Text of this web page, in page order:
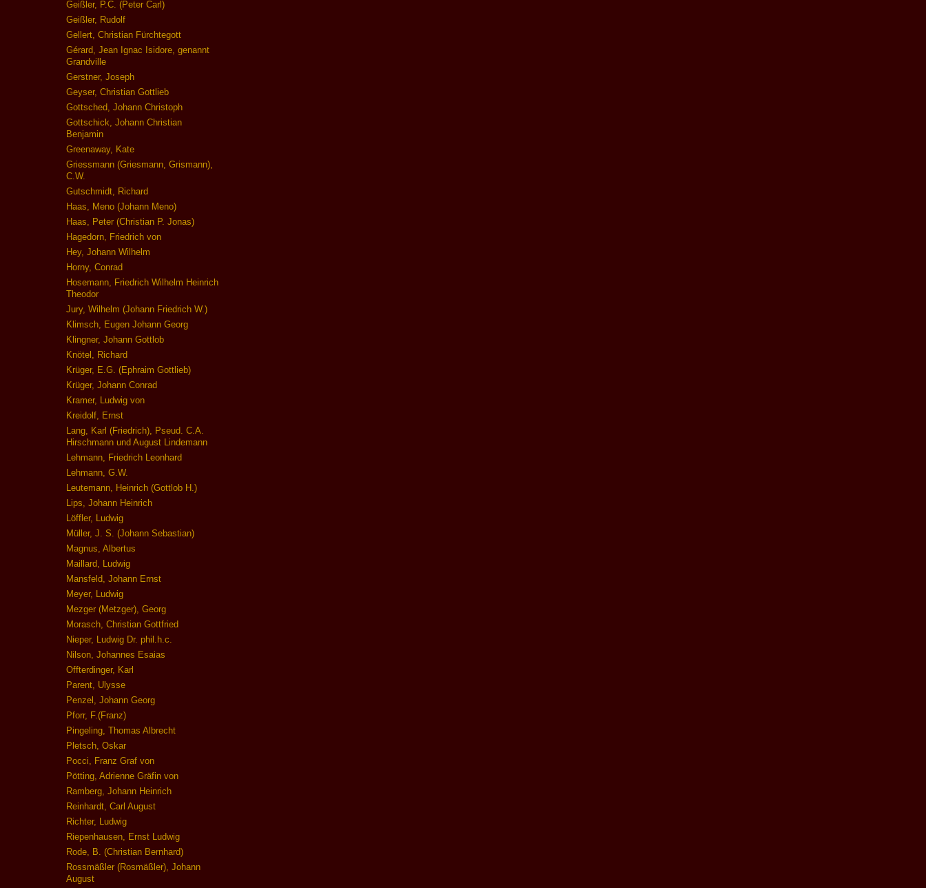
Geißler, P.C. (Peter Carl)
Geißler, Rudolf
Gellert, Christian Fürchtegott
Gérard, Jean Ignac Isidore, genannt
Grandville
Gerstner, Joseph
Geyser, Christian Gottlieb
Gottsched, Johann Christoph
Gottschick, Johann Christian
Benjamin
Greenaway, Kate
Griessmann (Griesmann, Grismann),
C.W.
Gutschmidt, Richard
Haas, Meno (Johann Meno)
Haas, Peter (Christian P. Jonas)
Hagedorn, Friedrich von
Hey, Johann Wilhelm
Horny, Conrad
Hosemann, Friedrich Wilhelm Heinrich
Theodor
Jury, Wilhelm (Johann Friedrich W.)
Klimsch, Eugen Johann Georg
Klingner, Johann Gottlob
Knötel, Richard
Krüger, E.G. (Ephraim Gottlieb)
Krüger, Johann Conrad
Kramer, Ludwig von
Kreidolf, Ernst
Lang, Karl (Friedrich), Pseud. C.A.
Hirschmann und August Lindemann
Lehmann, Friedrich Leonhard
Lehmann, G.W.
Leutemann, Heinrich (Gottlob H.)
Lips, Johann Heinrich
Löffler, Ludwig
Müller, J. S. (Johann Sebastian)
Magnus, Albertus
Maillard, Ludwig
Mansfeld, Johann Ernst
Meyer, Ludwig
Mezger (Metzger), Georg
Morasch, Christian Gottfried
Nieper, Ludwig Dr. phil.h.c.
Nilson, Johannes Esaias
Offterdinger, Karl
Parent, Ulysse
Penzel, Johann Georg
Pforr, F.(Franz)
Pingeling, Thomas Albrecht
Pletsch, Oskar
Pocci, Franz Graf von
Pötting, Adrienne Gräfin von
Ramberg, Johann Heinrich
Reinhardt, Carl August
Richter, Ludwig
Riepenhausen, Ernst Ludwig
Rode, B. (Christian Bernhard)
Rossmäßler (Rosmäßler), Johann
August